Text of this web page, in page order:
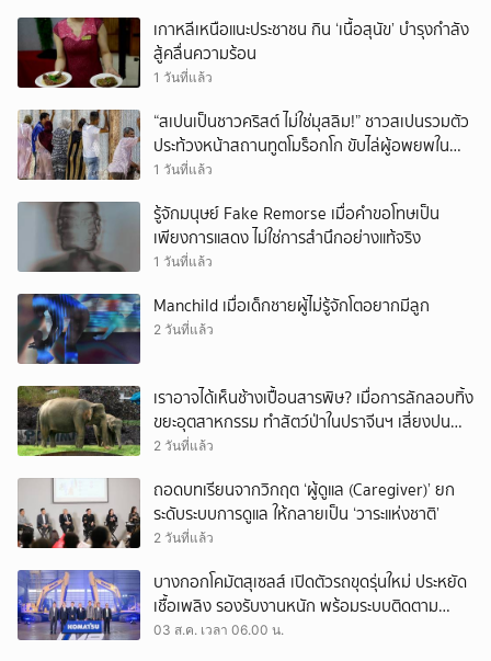
เกาหลีเหนือแนะประชาชน กิน ‘เนื้อสุนัข’ บำรุงกำลัง
สู้คลื่นความร้อน
1 วันที่แล้ว
“สเปนเป็นชาวคริสต์ ไม่ใช่มุสลิม!” ชาวสเปนรวมตัว
ประท้วงหน้าสถานทูตโมร็อกโก ขับไล่ผู้อพยพใน
เมืองเซวตาออกนอกประเทศ
1 วันที่แล้ว
รู้จักมนุษย์ Fake Remorse เมื่อคำขอโทษเป็น
เพียงการแสดง ไม่ใช่การสำนึกอย่างแท้จริง
1 วันที่แล้ว
Manchild เมื่อเด็กชายผู้ไม่รู้จักโตอยากมีลูก
2 วันที่แล้ว
เราอาจได้เห็นช้างเปื้อนสารพิษ? เมื่อการลักลอบทิ้ง
ขยะอุตสาหกรรม ทำสัตว์ป่าในปราจีนฯ เสี่ยงปน
เปื้อน
2 วันที่แล้ว
ถอดบทเรียนจากวิกฤต ‘ผู้ดูแล (Caregiver)’ ยก
ระดับระบบการดูแล ให้กลายเป็น ‘วาระแห่งชาติ’
2 วันที่แล้ว
บางกอกโคมัตสุเซลส์ เปิดตัวรถขุดรุ่นใหม่ ประหยัด
เชื้อเพลิง รองรับงานหนัก พร้อมระบบติดตาม
เครื่องจักรผ่านดาวเทียม
03 ส.ค. เวลา 06.00 น.